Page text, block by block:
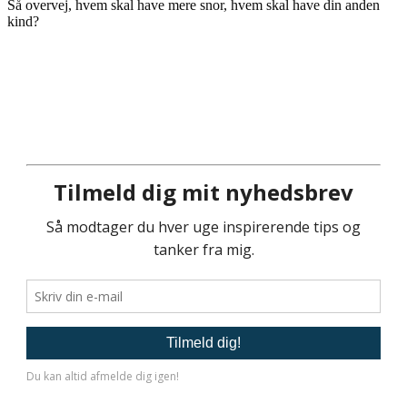
Så overvej, hvem skal have mere snor, hvem skal have din anden
kind?